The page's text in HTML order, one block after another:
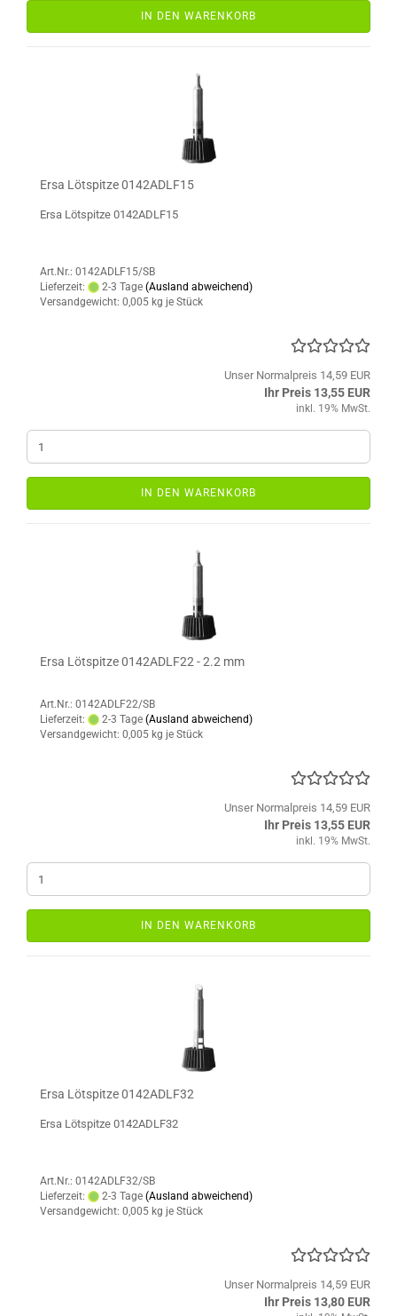
IN DEN WARENKORB
Ersa Lötspitze 0142ADLF15
Ersa Lötspitze 0142ADLF15
Art.Nr.: 0142ADLF15/SB
Lieferzeit:
2-3 Tage (Ausland abweichend)
Versandgewicht: 0,005 kg je Stück
Unser Normalpreis 14,59 EUR
Ihr Preis 13,55 EUR
inkl. 19% MwSt.
IN DEN WARENKORB
Ersa Lötspitze 0142ADLF22 - 2.2 mm
Art.Nr.: 0142ADLF22/SB
Lieferzeit:
2-3 Tage (Ausland abweichend)
Versandgewicht: 0,005 kg je Stück
Unser Normalpreis 14,59 EUR
Ihr Preis 13,55 EUR
inkl. 19% MwSt.
IN DEN WARENKORB
Ersa Lötspitze 0142ADLF32
Ersa Lötspitze 0142ADLF32
Art.Nr.: 0142ADLF32/SB
Lieferzeit:
2-3 Tage (Ausland abweichend)
Versandgewicht: 0,005 kg je Stück
Unser Normalpreis 14,59 EUR
Ihr Preis 13,80 EUR